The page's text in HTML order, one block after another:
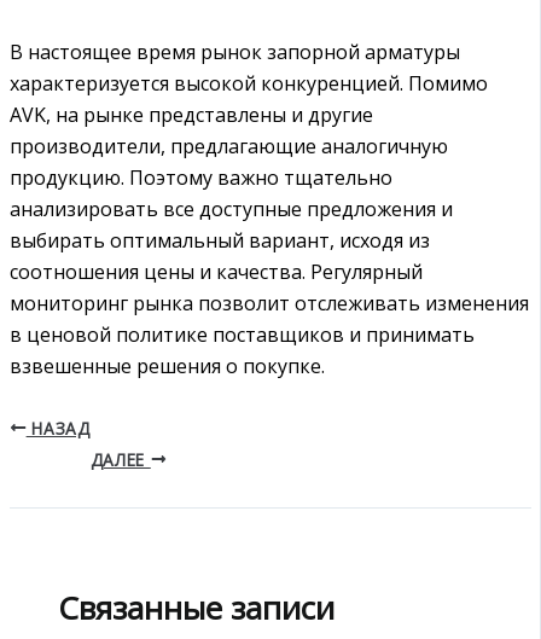
В настоящее время рынок запорной арматуры
характеризуется высокой конкуренцией. Помимо
AVK, на рынке представлены и другие
производители, предлагающие аналогичную
продукцию. Поэтому важно тщательно
анализировать все доступные предложения и
выбирать оптимальный вариант, исходя из
соотношения цены и качества. Регулярный
мониторинг рынка позволит отслеживать изменения
в ценовой политике поставщиков и принимать
взвешенные решения о покупке.
НАЗАД
ДАЛЕЕ
Связанные записи